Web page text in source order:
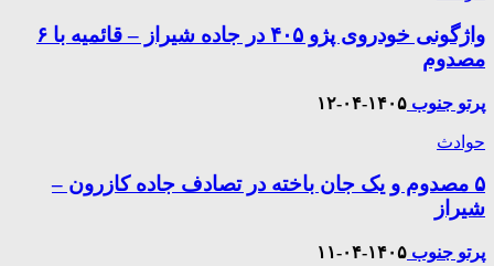
واژگونی خودروی پژو ۴۰۵ در جاده شیراز – قائمیه با ۶
مصدوم
پرتو جنوب ۱۴۰۵-۰۴-۱۲
حوادث
۵ مصدوم و یک جان باخته در تصادف جاده کازرون –
شیراز
پرتو جنوب ۱۴۰۵-۰۴-۱۱